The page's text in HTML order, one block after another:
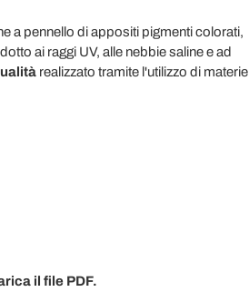
a pennello di appositi pigmenti colorati,
ai raggi UV, alle nebbie saline e ad
realizzato tramite l'utilizzo di materie
il file PDF.